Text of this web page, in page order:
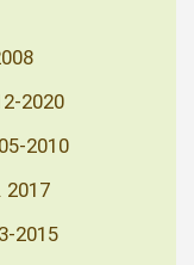
2020
2010
2017
2015